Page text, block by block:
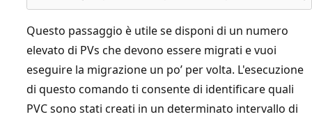
Questo passaggio è utile se disponi di un numero
elevato di PVs che devono essere migrati e vuoi
eseguire la migrazione un po’ per volta. L'esecuzione
di questo comando ti consente di identificare quali
PVC sono stati creati in un determinato intervallo di